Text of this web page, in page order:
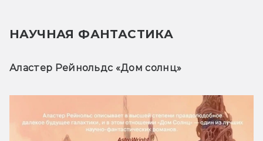
НАУЧНАЯ ФАНТАСТИКА
Аластер Рейнольдс «Дом солнц»